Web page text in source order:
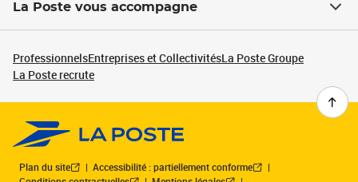
La Poste vous accompagne
ProfessionnelsEntreprises et CollectivitésLa Poste Groupe
La Poste recrute
Plan du site
Accessibilité : partiellement conforme